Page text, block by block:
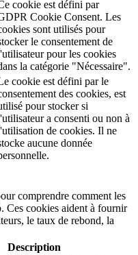
cookie est défini par
Cookie Consent. Les
sont utilisés pour
le consentement de
pour les cookies
la catégorie "Nécessaire".
cookie est défini par le
des cookies, est
pour stocker si
a consenti ou non à
de cookies. Il ne
aucune donnée
comprendre comment les
Ces cookies aident à fournir
le taux de rebond, la
Description